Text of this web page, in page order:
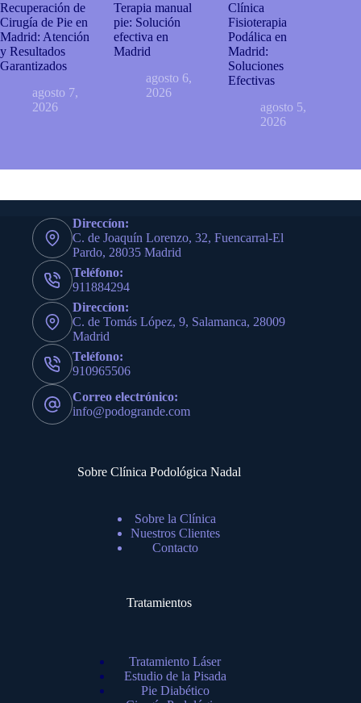
Recuperación de
Cirugía de Pie en
Madrid: Atención
y Resultados
Garantizados
agosto 7,
2026
Terapia manual
pie: Solución
efectiva en
Madrid
agosto 6,
2026
Clínica
Fisioterapia
Podálica en
Madrid:
Soluciones
Efectivas
agosto 5,
2026
Direccíon:
C. de Joaquín Lorenzo, 32, Fuencarral-El
Pardo, 28035 Madrid
Teléfono:
911884294
Direccíon:
C. de Tomás López, 9, Salamanca, 28009
Madrid
Teléfono:
910965506
Correo electrónico:
info@podogrande.com
Sobre Clínica Podológica Nadal
Sobre la Clínica
Nuestros Clientes
Contacto
Tratamientos
Tratamiento Láser
Estudio de la Pisada
Pie Diabético